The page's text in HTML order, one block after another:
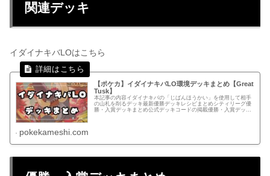
関連デッキ
イダイナキバLOはこちら
【ポケカ】イダイナキバLO環境デッキまとめ【Great
Tusk】
本記事の内容イダイナキバの「じばんほうかい」を使用して相手
の山札を削るデッキ最新優勝デッキレシピまとめシティリーグ優
勝・入賞デッキまとめ公式デッキコードの掲載優勝・入賞デッキ
pokekameshi.com